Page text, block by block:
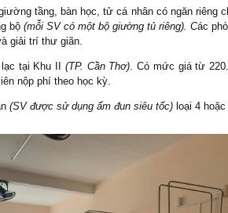
tầng, bàn học, tử cá nhân có ngăn riêng
bộ (mỗi SV có một bộ giường tủ riêng). Các
giải trí thư giãn.
tại Khu II (TP. Cần Thơ). Có mức giá từ
nộp phí theo học kỳ.
(SV được sử dụng ấm đun siêu tốc) loại 4